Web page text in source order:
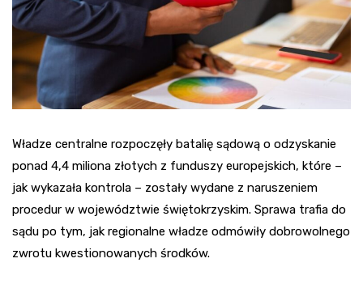
Władze centralne rozpoczęły batalię sądową o odzyskanie
ponad 4,4 miliona złotych z funduszy europejskich, które –
jak wykazała kontrola – zostały wydane z naruszeniem
procedur w województwie świętokrzyskim. Sprawa trafia do
sądu po tym, jak regionalne władze odmówiły dobrowolnego
zwrotu kwestionowanych środków.